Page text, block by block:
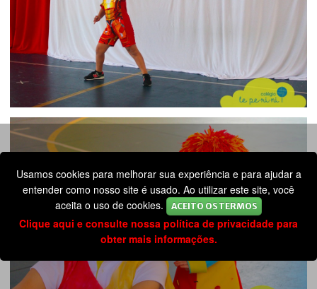
Usamos cookies para melhorar sua experiência e para ajudar a
entender como nosso site é usado. Ao utilizar este site, você
aceita o uso de cookies.
ACEITO OS TERMOS
Clique aqui e consulte nossa política de privacidade para
obter mais informações.